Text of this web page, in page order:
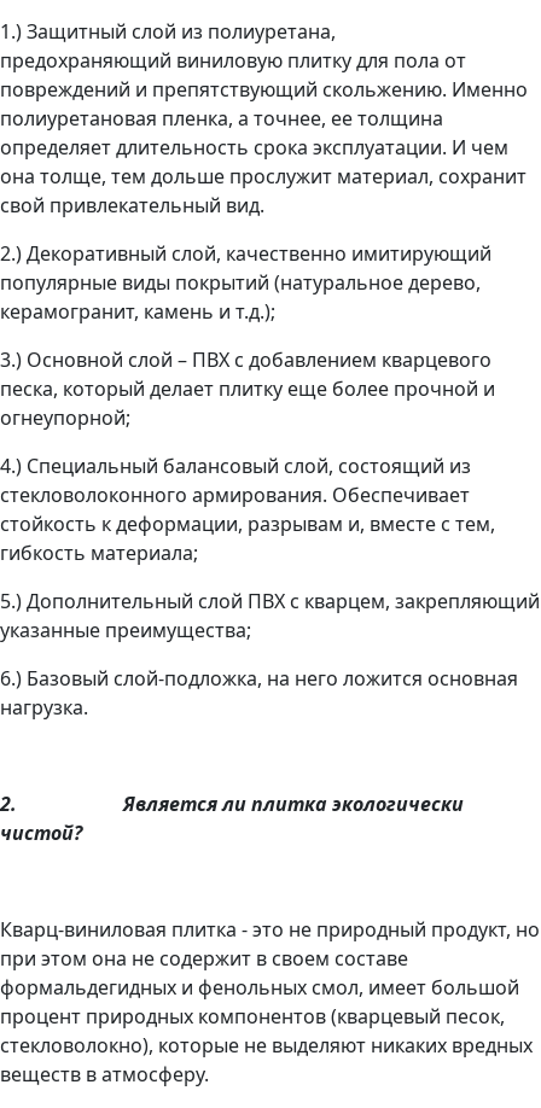
1.) Защитный слой из полиуретана,
предохраняющий виниловую плитку для пола от
повреждений и препятствующий скольжению. Именно
полиуретановая пленка, а точнее, ее толщина
определяет длительность срока эксплуатации. И чем
она толще, тем дольше прослужит материал, сохранит
свой привлекательный вид.
2.)Декоративный слой, качественно имитирующий
популярные виды покрытий (натуральное дерево,
керамогранит, камень и т.д.);
3.) Основной слой – ПВХ с добавлением кварцевого
песка, который делает плитку еще более прочной и
огнеупорной;
4.) Специальный балансовый слой, состоящий из
стекловолоконного армирования. Обеспечивает
стойкость к деформации, разрывам и, вместе с тем,
гибкость материала;
5.)Дополнительный слой ПВХ с кварцем, закрепляющий
указанные преимущества;
6.) Базовый слой-подложка, на него ложится основная
нагрузка.
2.Является ли плитка экологически
чистой?
Кварц-виниловая плитка - это не природный продукт, но
при этом она не содержит в своем составе
формальдегидных и фенольных смол, имеет большой
процент природных компонентов (кварцевый песок,
стекловолокно), которые не выделяют никаких вредных
веществ в атмосферу.